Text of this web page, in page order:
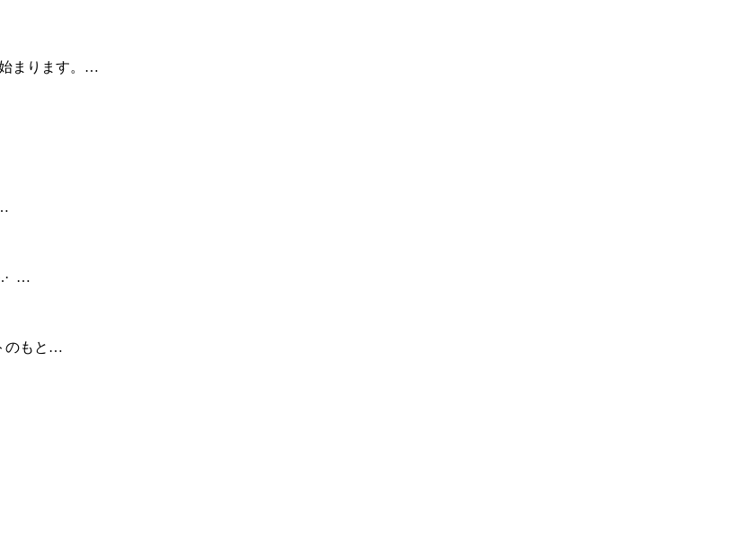
まります。…
⁡…
のもと…